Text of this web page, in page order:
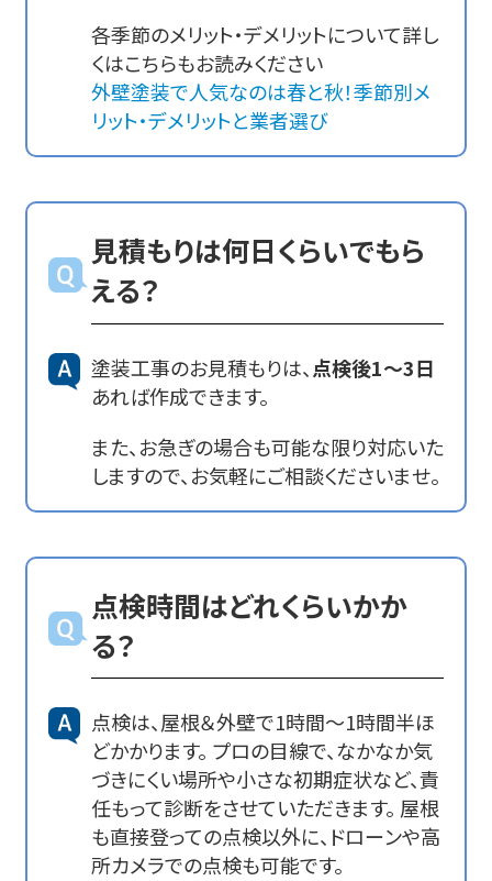
各季節のメリット・デメリットについて詳し
くはこちらもお読みください
外壁塗装で人気なのは春と秋！季節別メ
リット・デメリットと業者選び
見積もりは何日くらいでもら
える？
塗装工事のお見積もりは、 点検後1～3日
あれば作成できます。
また、お急ぎの場合も可能な限り対応いた
しますので、お気軽にご相談くださいませ。
点検時間はどれくらいかか
る？
点検は、屋根＆外壁で1時間～1時間半ほ
どかかります。 プロの目線で、なかなか気
づきにくい場所や小さな初期症状など、責
任もって診断をさせていただきます。 屋根
も直接登っての点検以外に、ドローンや高
所カメラでの点検も可能です。